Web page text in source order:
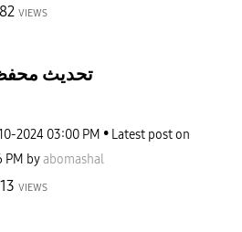
VIEWS
تحديث
2024 03:00 PM
Latest post on
PM byabomashal
VIEWS